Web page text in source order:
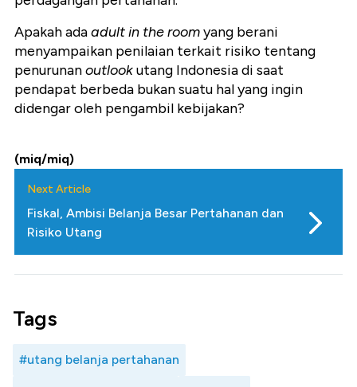
Apakah adaadult in the roomyang berani
menyampaikan penilaian terkait risiko tentang
penurunanoutlookutang Indonesia di saat
pendapat berbeda bukan suatu hal yang ingin
didengar oleh pengambil kebijakan?
(miq/miq)
Next Article
Fiskal, Ambisi Belanja Besar Pertahanan dan
Risiko Utang
Tags
#utang belanja pertahanan